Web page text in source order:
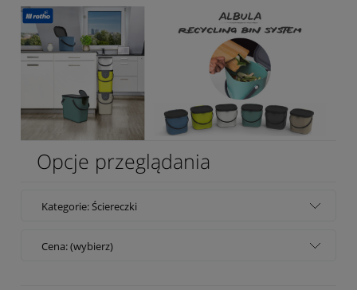
Opcje przeglądania
Kategorie: Ściereczki
Cena: (wybierz)